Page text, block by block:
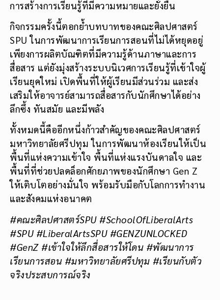
การสร้างการเรียนรู้ที่มีความหมายและยั่งยืน
กิจกรรมครั้งนี้ตอกย้ำบทบาทของคณะศิลปศาสตร์
SPU ในการพัฒนาการเรียนการสอนที่ไม่ได้หยุดอยู่
เพียงการผลิตบัณฑิตที่มีความรู้ด้านภาษาและการ
สื่อสาร แต่ยังมุ่งสร้างระบบนิเวศการเรียนรู้ที่เข้าใจผู้
เรียนยุคใหม่ เปิดพื้นที่ให้ผู้เรียนมีส่วนร่วม และส่ง
เสริมให้อาจารย์สามารถสื่อสารกับนักศึกษาได้อย่าง
ลึกซึ้ง ทันสมัย และมีพลัง
ทั้งหมดนี้คืออีกหนึ่งก้าวสำคัญของคณะศิลปศาสตร์
มหาวิทยาลัยศรีปทุม ในการพัฒนาห้องเรียนให้เป็น
พื้นที่แห่งความเข้าใจ พื้นที่แห่งแรงบันดาลใจ และ
พื้นที่ที่ช่วยปลดล็อกศักยภาพของนักศึกษา Gen Z
ให้เติบโตอย่างมั่นใจ พร้อมรับมือกับโลกการทำงาน
และสังคมแห่งอนาคต
#คณะศิลปศาสตร์SPU #SchoolOfLiberalArts
#SPU #LiberalArtsSPU #GENZUNLOCKED
#GenZ #เข้าใจให้ลึกสื่อสารให้โดน #พัฒนาการ
เรียนการสอน #มหาวิทยาลัยศรีปทุม #เรียนกับตัว
จริงประสบการณ์จริง